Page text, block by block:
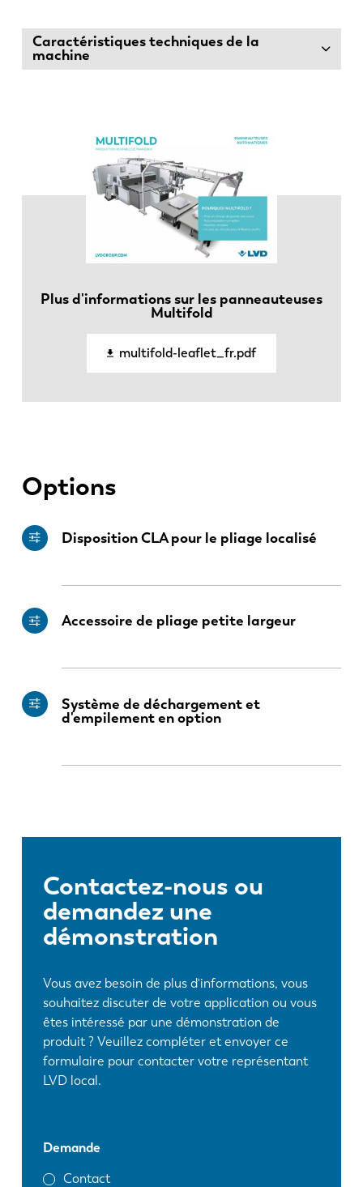
Caractéristiques techniques de la
machine
Plus d'informations sur les panneauteuses
Multifold
multifold-leaflet_fr.pdf
Options
Disposition CLA pour le pliage localisé
Accessoire de pliage petite largeur
Système de déchargement et
d'empilement en option
Contactez-nous ou
demandez une
démonstration
Vous avez besoin de plus d'informations, vous
souhaitez discuter de votre application ou vous
êtes intéressé par une démonstration de
produit ? Veuillez compléter et envoyer ce
formulaire pour contacter votre représentant
LVD local.
Demande
Contact
EN NL
PT-PT
KO CN